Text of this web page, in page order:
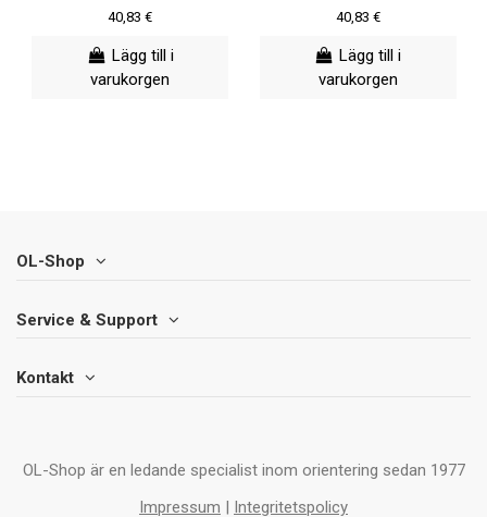
40,83 €
Lägg till i
varukorgen
40,83 €
Lägg till i
varukorgen
OL-Shop
Service & Support
Kontakt
OL-Shop är en ledande specialist inom orientering sedan 1977
Impressum | Integritetspolicy